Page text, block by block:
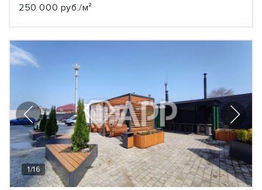
250 000 руб./м²
1/16